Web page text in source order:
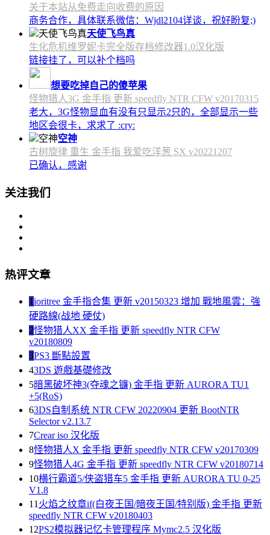
关于本站从免费走向收费的原因
商务合作，具体联系微信：Wjdl2104详谈，祝好盼复;)
天使飞鸟真
生化危机维罗妮卡完全版存档修改器1.0汉化版
链接挂了，可以补个档吗
想要吃掉自己的傻苹果
怪物猎人3G 金手指 更新 speedfly NTR CFW v20170315
老大，3G怪物显血有没有只显示2只的，全部显示一些
地区会很卡，求求了 :cry:
空神
古树旋律 重生 金手指 我爱吃洋葱 SX v20221207
已确认，感谢
关注我们
热评文章
1ioritree 金手指合集 更新 v20150323 增加 戰地風雲：強
硬路線(战地 硬仗)
2怪物猎人XX 金手指 更新 speedfly NTR CFW
v20180809
3PS3 斷點設置
43DS 遊戲基礎修改
5暗黑破坏神3(夺魂之镰) 金手指 更新 AURORA TU1
+5(RoS)
63DS自制系统 NTR CFW 20220904 更新 BootNTR
Selector v2.13.7
7Crear iso 汉化版
8怪物猎人X 金手指 更新 speedfly NTR CFW v20170309
9怪物猎人4G 金手指 更新 speedfly NTR CFW v20180714
10横行霸道5/侠盗猎车5 金手指 更新 AURORA TU 0-25
V1.8
11 火焰之纹章if(白夜王国/暗夜王国/特别版) 金手指 更新
speedfly NTR CFW v20180403
12PS2模拟器记忆卡管理程序 Mymc2.5 汉化版